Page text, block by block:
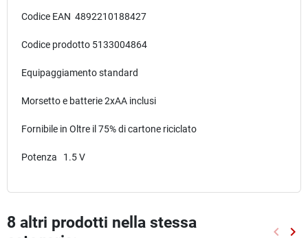
Codice EAN 4892210188427
Codice prodotto 5133004864
Equipaggiamento standard
Morsetto e batterie 2xAA inclusi
Fornibile in Oltre il 75% di cartone riciclato
Potenza 1.5 V
8 altri prodotti nella stessa
keyboard_arrow_left keyboard_arrow_right